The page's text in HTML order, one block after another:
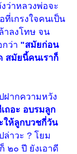
ว่าหลวงพ่อจะ
ที่เกรงใจคนเป็น
าลงโทษ จน
ว่า "สมัยก่อน
สมัยนี้คนเราก็
ฝากความหวัง
ถอะ อบรมลูก
ให้ลูกบวชกี่วัน
ล่าวะ ? โยม
๒๐ ปี ยังเอาดี